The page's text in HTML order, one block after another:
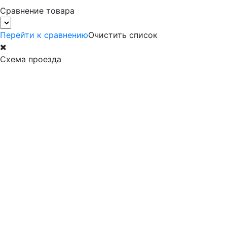
Сравнение товара
Перейти к сравнениюОчистить список
Схема проезда